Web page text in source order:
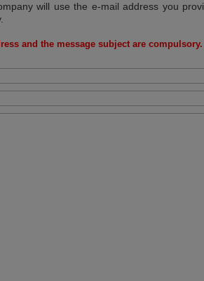
will use the e-mail address you
and the message subject are compulsory.